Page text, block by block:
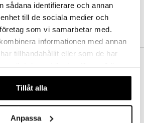
sådana identifierare och annan
till de sociala medier och
som vi samarbetar med.
informationen med annan
tillhandahållit eller som de har
användande av vår webbplats.
Tillåt alla
Anpassa
huolimatta siitä ostatko yksittäisen
tilauksellesi joka ylittää 50 €.
TOIMITUKSET
tilaukset lähetetään normaalisti samana